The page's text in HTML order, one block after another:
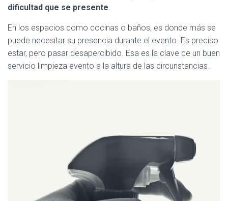
dificultad que se presente.
En los espacios como cocinas o baños, es donde más se
puede necesitar su presencia durante el evento. Es preciso
estar, pero pasar desapercibido. Esa es la clave de un buen
servicio limpieza evento a la altura de las circunstancias.